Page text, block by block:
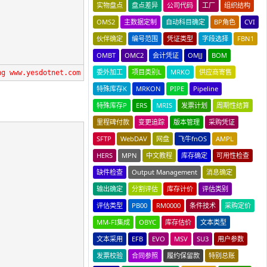
www.yesdotnet.com
实物盘点
盘点差异 公司代码 工厂
组织结构
OMS2
主数据定制 自动科目确定 BP角色
CVI
伙伴确定
编号范围 凭证类型 字段选择
FBN1
OMBT
OMC2 会计凭证 OMJJ
BOM
委外加工
项目类别L MRKO
供应商寄售
特殊库存K
MRKON PIPE
Pipeline
特殊库存P
ERS MRIS 发票计划
周期性结算
里程碑付款
变更追踪 版本管理
采购凭证
SFTP
WebDAV 网盘 飞牛fnOS
AMPL
HERS
MPN 中文教程 库存确定
可用性检查
缺件检查
Output Management
消息确定
输出确定
分割评估 库存计价
评估类别
评估类型
PB00 RM0000 条件技术
采购定价
MM-FI集成
OBYC 库存估价
文本类型
文本采用
EFB EVO MSV SU3
用户参数
发票校验
合同参照 履约保留款
特别总账